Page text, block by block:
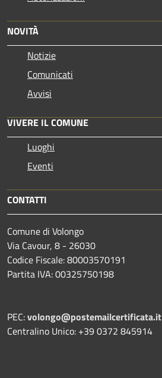
NOVITÀ
Notizie
Comunicati
Avvisi
VIVERE IL COMUNE
Luoghi
Eventi
CONTATTI
Comune di Volongo
Via Cavour, 8 - 26030
Codice Fiscale: 80003570191
Partita IVA: 00325750198
PEC:volongo@postemailcertificata.it
Centralino Unico: +39 0372 845914